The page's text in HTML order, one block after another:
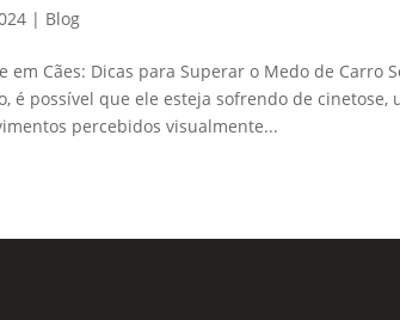
| Blog
em Cães: Dicas para Superar o Medo de Carro
é possível que ele esteja sofrendo de cinetose,
percebidos visualmente...